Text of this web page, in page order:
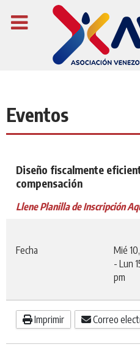
Eventos
Diseño fiscalmente
compensación
Llene Planilla de Inscripción
Fecha Mié
- Lun
pm
Imprimir Correo